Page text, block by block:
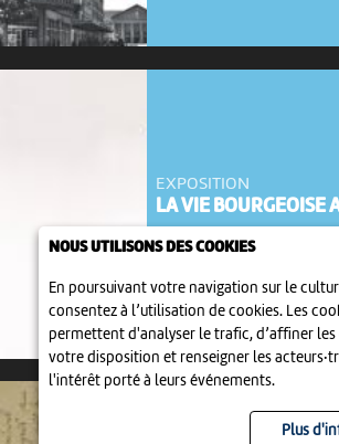
NOUS UTILISONS DES COOKIES
En poursuivant votre navigation sur le
consentez à l’utilisation de cookies. Les
permettent d'analyser le trafic, d’affiner les
votre disposition et renseigner les
l'intérêt porté à leurs événements.
Plus
EXPOSITION
LA VIE BOURGEOISE
1 jan 2021 > 31 déc 2031